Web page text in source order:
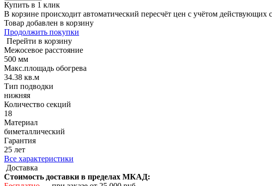
Купить в 1 клик
В корзине происходит автоматический пересчёт цен с учётом действующих
Товар добавлен в корзину
Продолжить покупки
Перейти в корзину
Межосевое расстояние
500 мм
Макс.площадь обогрева
34.38 кв.м
Тип подводки
нижняя
Количество cекций
18
Материал
биметаллический
Гарантия
25 лет
Все характеристики
Доставка
Стоимость доставки в пределах МКАД: